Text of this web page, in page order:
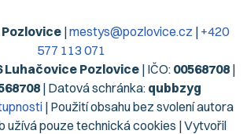
Pozlovice|mestys@pozlovice.cz | +420
577 113 071
Luhačovice Pozlovice| IČO: 00568708|
| Datová schránka: qubbzyg
| Použití obsahu bez svolení autora
užívá pouze technická cookies | Vytvořil